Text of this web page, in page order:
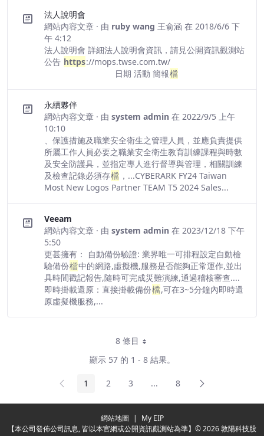
法人說明會
網站內容文章 · 由 ruby wang 王俞涵 在 2018/6/6 下
午 4:12
法人說明會 詳細法人說明會資訊，請見公開資訊觀測站
公告 https://mops.twse.com.tw/
日期 活動 簡報檔
永續夥伴
網站內容文章 · 由 system admin 在 2022/9/5 上午
10:10
、保護措施及職業安全衛生之管理人員，並應負責提供
所屬工作人員必要之職業安全衛生教育訓練課程與時數
及安全防護具，並指定專人進行督導與管理，相關訓練
及檢查記錄必須存檔 ，...CYBERARK FY24 Taiwan
Most New Logos Partner TEAM T5 2024 Sales...
Veeam
網站內容文章 · 由 system admin 在 2023/12/18 下午
5:50
更甚擁有： 自動備份驗證: 業界唯一可排程設定自動檢
驗備份檔中的網路,虛擬機,服務是否能夠正常運作,並出
具時間戳記報告,隨時可完成災難演練,通過稽核審查....
即時掛載還原：直接掛載備份檔,可在3~5分鐘內即時還
原虛擬機服務,...
8 條目每頁
顯示 57 的 1 - 8 結果。
前頁 頁面
1 頁面
2 頁面
3 ...中間頁面頁面
8 下頁
網站地圖 |
My EIP
【本公司發佈公司訊息, 皆以本官網或公開資訊觀測站為準】© 2026 敦陽科技股